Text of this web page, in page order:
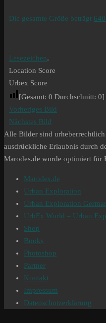
Die gesamte Größe beträgt
Lesezeichen.
Location Score
Urbex Score
[Gesamt: 0 Durchschnitt: 0]
Vorheriges Bild
Nächstes Bild
Alle Bilder sind
ausdrückliche Erlaubnis durch
Marodes.de wurde optimiert für
Marodes.de
Urban Exploration
Urban Exploration
UrbEx World – Urban
Shop
Books
Photoshop
Partner
Kontakt
Impressum
Datenschutzerklärung